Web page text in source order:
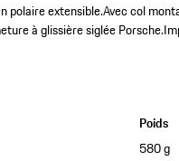
polaire extensible.Avec col
à glissière siglée Porsche.
Poids
580 g